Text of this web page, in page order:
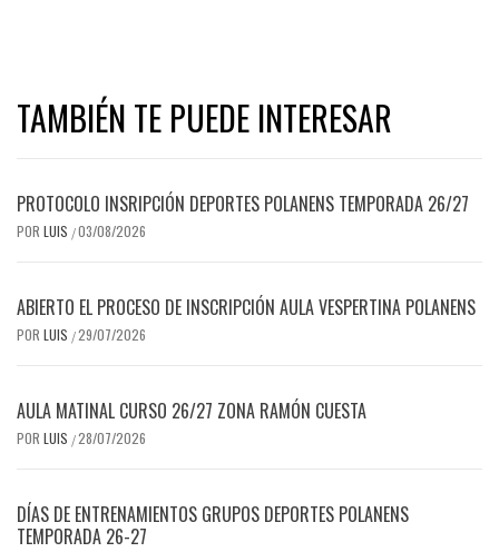
TAMBIÉN TE PUEDE INTERESAR
PROTOCOLO INSRIPCIÓN DEPORTES POLANENS TEMPORADA 26/27
POR LUIS /03/08/2026
ABIERTO EL PROCESO DE INSCRIPCIÓN AULA VESPERTINA POLANENS
POR LUIS /29/07/2026
AULA MATINAL CURSO 26/27 ZONA RAMÓN CUESTA
POR LUIS /28/07/2026
DÍAS DE ENTRENAMIENTOS GRUPOS DEPORTES POLANENS
TEMPORADA 26-27